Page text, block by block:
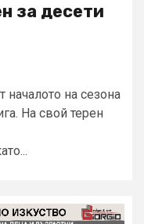
за десети
началото на сезона
На свой терен